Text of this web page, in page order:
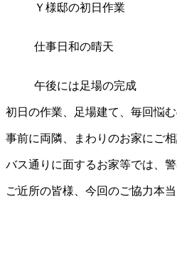
Ｙ様邸の初日作業
仕事日和の晴天
午後には足場の完成
初日の作業、足場建て、毎回悩
事前に両隣、まわりのお家にご
バス通りに面するお家等では、
ご近所の皆様、今回のご協力本